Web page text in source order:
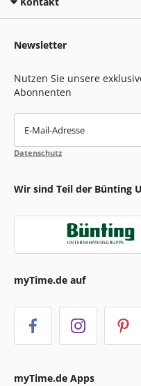
Newsletter
Nutzen Sie unsere
Abonnenten
E-Mail-Adresse
Datenschutz
Wir sind Teil der Bünting
myTime.de auf
myTime.de Apps